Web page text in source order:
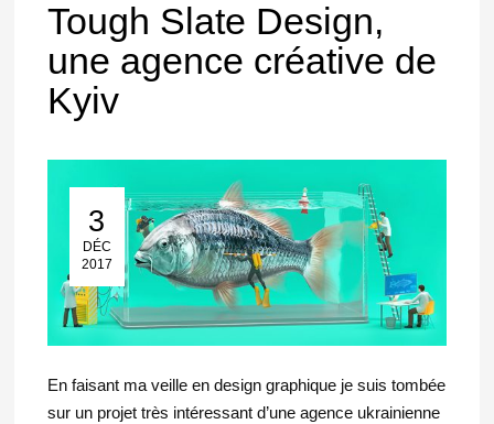
Tough Slate Design,
une agence créative de
Kyiv
3
DÉC
2017
03 Déc 2017
En faisant ma veille en design graphique je suis tombée
sur un projet très intéressant d’une agence ukrainienne